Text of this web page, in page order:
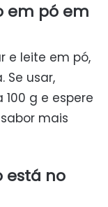
em pó em
e leite em pó,
Se usar,
g e espere
mais
está no